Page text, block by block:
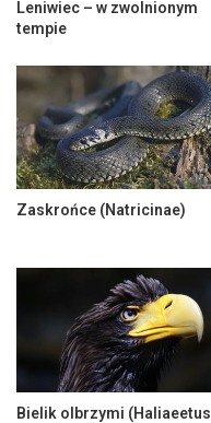
Leniwiec – w zwolnionym
tempie
Zaskrońce (Natricinae)
Bielik olbrzymi (Haliaeetus